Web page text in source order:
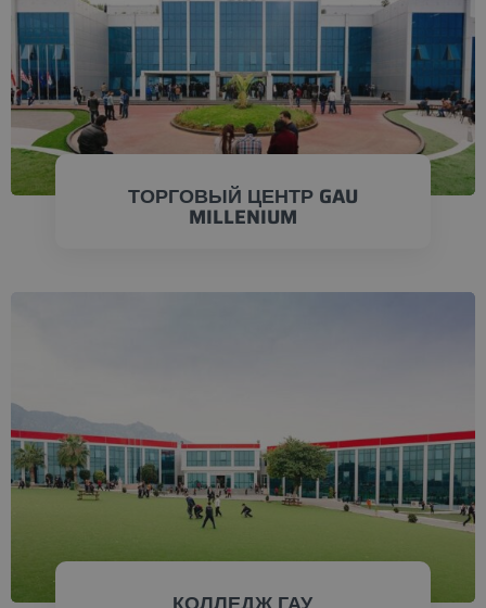
ТОРГОВЫЙ ЦЕНТР GAU
MILLENIUM